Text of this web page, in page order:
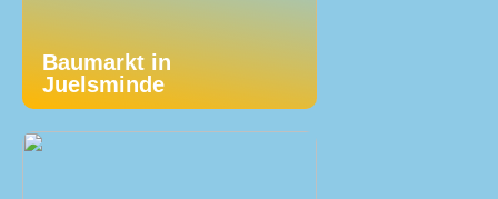
Baumarkt in
Juelsminde